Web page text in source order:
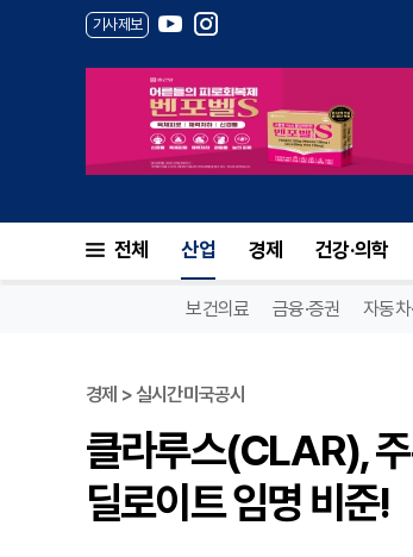
기사제보
전체 산업 경제 건강·의학
보건의료 금융·증권 자동차
경제 > 실시간미국공시
클라루스(CLAR),
딜로이트 임명 비준!